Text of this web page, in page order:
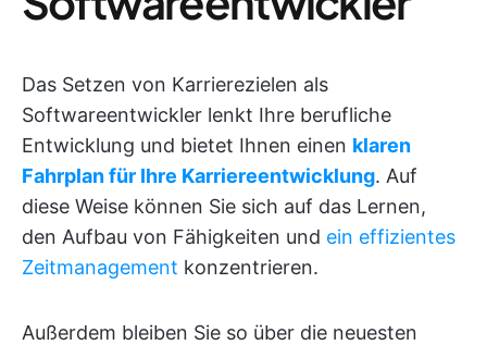
Das Setzen von Karrierezielen als
Softwareentwickler lenkt Ihre berufliche
Entwicklung und bietet Ihnen einen klaren
Fahrplan für Ihre Karriereentwicklung. Auf
diese Weise können Sie sich auf das Lernen,
den Aufbau von Fähigkeiten und ein effizientes
Zeitmanagement konzentrieren.
Außerdem bleiben Sie so über die neuesten